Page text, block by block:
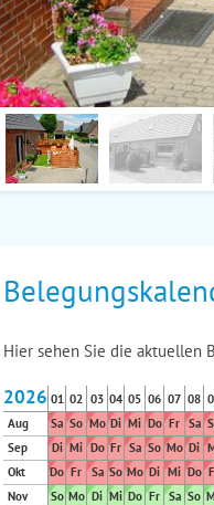
Hier sehen Sie die aktuellen
2026 01 02 03 04 05 06 07 08
Aug
Sa So Mo Di Mi Do Fr Sa
Sep
Di Mi Do Fr Sa So Mo Di
Okt
Do Fr Sa So Mo Di Mi Do
Nov
So Mo Di Mi Do Fr Sa So